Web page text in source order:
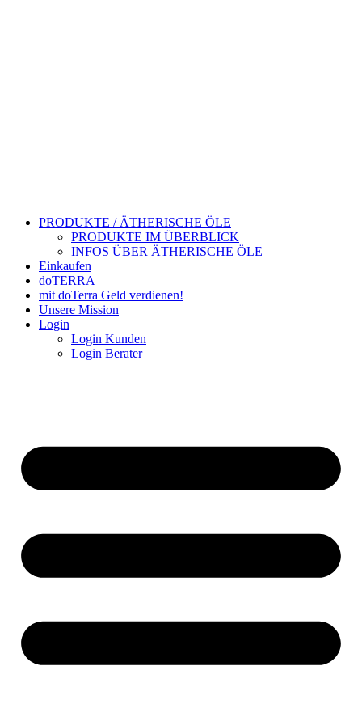
PRODUKTE / ÄTHERISCHE ÖLE
PRODUKTE IM ÜBERBLICK
INFOS ÜBER ÄTHERISCHE ÖLE
Einkaufen
doTERRA
mit doTerra Geld verdienen!
Unsere Mission
Login
Login Kunden
Login Berater